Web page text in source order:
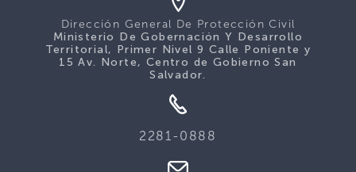
Dirección General De Protección Civil
Ministerio De Gobernación Y Desarrollo
Territorial, Primer Nivel 9 Calle Poniente y
15 Av. Norte, Centro de Gobierno San
Salvador.
2281-0888